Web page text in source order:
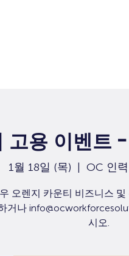
고용 이벤트
1월 18일 (목)
  |
OC 인
오렌지 카운티 비즈니스
거나
시오.